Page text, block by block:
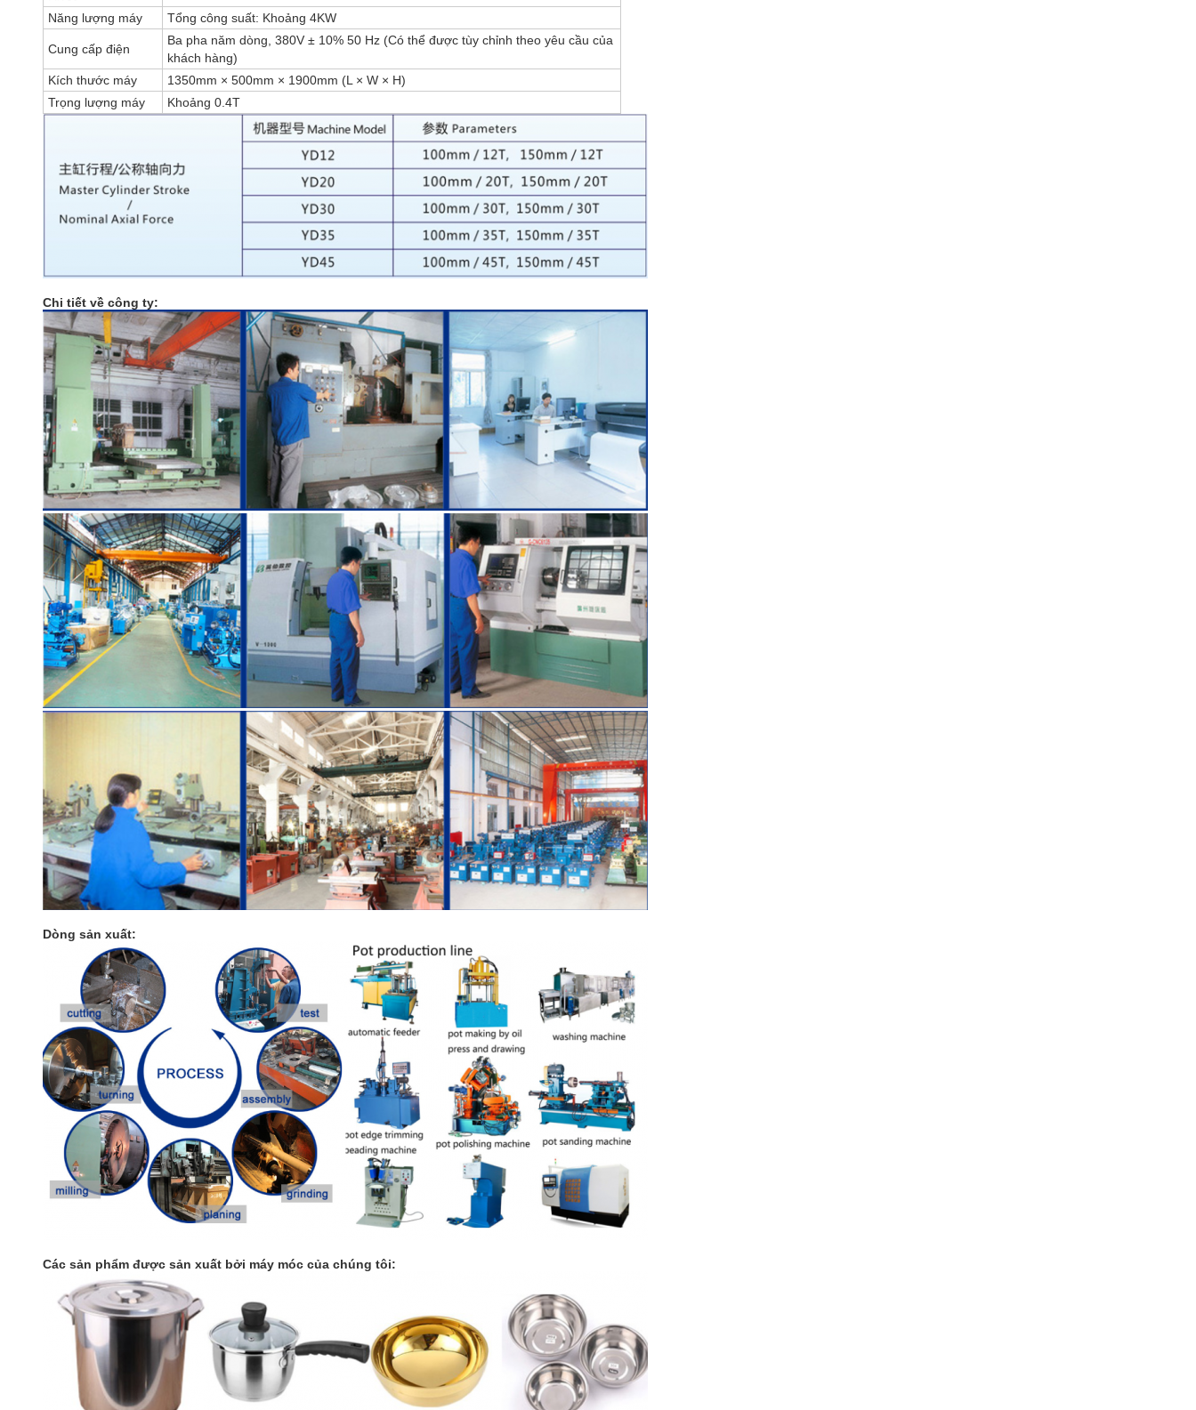
Năng lượng máy Tổng công suất: Khoảng 4KW
Cung cấp điện
Ba pha năm dòng, 380V ± 10% 50 Hz (Có thể được tùy chỉnh theo yêu cầu của
khách hàng)
Kích thước máy
1350mm × 500mm × 1900mm (L × W × H)
Trọng lượng máy
Khoảng 0.4T
Chi tiết về công ty:
Dòng sản xuất:
Các sản phẩm được sản xuất bởi máy móc của chúng tôi: